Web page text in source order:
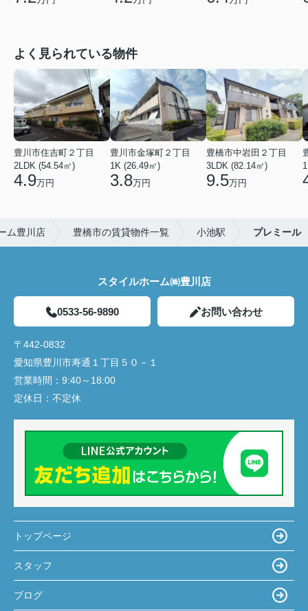
よく見られている物件
豊川市住吉町２丁目
2LDK (54.54㎡)
4.9万円
豊川市金塚町２丁目
1K (26.49㎡)
3.8万円
豊橋市中岩田２丁目
3LDK (82.14㎡)
9.5万円
ム豊川店 豊橋市の賃貸物件一覧 小池駅 プレミール
スタイルホーム㈱豊川店
0533-56-9890 お問い合わせ
〒442-0832
愛知県豊川市寿通１丁目５０－１
営業時間： 9:40～18:00
定休日： 不定休
トップページ
スタッフ
ブログ